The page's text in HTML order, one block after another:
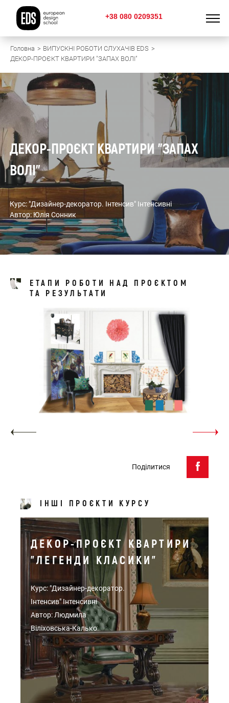
+38 080 0209351
Головна
ВИПУСКНІ РОБОТИ СЛУХАЧІВ EDS
ДЕКОР-ПРОЄКТ КВАРТИРИ "ЗАПАХ ВОЛІ"
ДЕКОР-ПРОЄКТ КВАРТИРИ "ЗАПАХ
ВОЛІ"
Курс: "Дизайнер-декоратор. Інтенсив" Інтенсивні
Автор: Юлія Сонник
ЕТАПИ РОБОТИ НАД ПРОЄКТОМ
ТА РЕЗУЛЬТАТИ
Поділитися
ІНШІ ПРОЄКТИ КУРСУ
ДЕКОР-ПРОЄКТ КВАРТИРИ
"ЛЕГЕНДИ КЛАСИКИ"
Курс: "Дизайнер-декоратор.
Інтенсив" Інтенсивні
Автор: Людмила
Віліховська-Калько